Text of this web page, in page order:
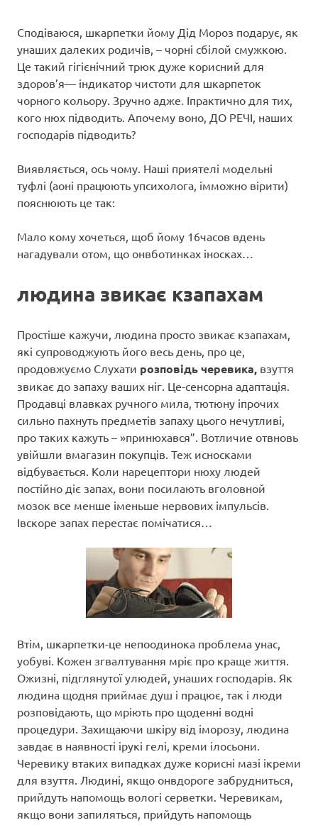
Сподіваюся, шкарпетки йому Дід Мороз подарує, як
унаших далеких родичів, – чорні сбілой смужкою.
Це такий гігієнічний трюк дуже корисний для
здоров’я— індикатор чистоти для шкарпеток
чорного кольору. Зручно адже. Іпрактично для тих,
кого нюх підводить. Апочему воно, ДО РЕЧІ, наших
господарів підводить?
Виявляється, ось чому. Наші приятелі модельні
туфлі (аоні працюють упсихолога, імможно вірити)
пояснюють це так:
Мало кому хочеться, щоб йому 16часов вдень
нагадували отом, що онвботинках іносках…
людина звикає кзапахам
Простіше кажучи, людина просто звикає кзапахам,
які супроводжують його весь день, про це,
продовжуємо Слухати розповідь черевика, взуття
звикає до запаху ваших ніг. Це-сенсорна адаптація.
Продавці влавках ручного мила, тютюну іпрочих
сильно пахнуть предметів запаху цього нечутливі,
про таких кажуть – »принюхався”. Вотличие отвновь
увійшли вмагазин покупців. Теж исносками
відбувається. Коли нарецептори нюху людей
постійно діє запах, вони посилають вголовной
мозок все менше іменьше нервових імпульсів.
Івскоре запах перестає помічатися…
Втім, шкарпетки-це непоодинока проблема унас,
уобуві. Кожен згвалтування мріє про краще життя.
Ожизні, підглянутої улюдей, унаших господарів. Як
людина щодня приймає душ і працює, так і люди
розповідають, що мріють про щоденні водні
процедури. Захищаючи шкіру від іморозу, людина
завдає в наявності ірукі гелі, креми ілосьони.
Черевику втаких випадках дуже корисні мазі ікреми
для взуття. Людині, якщо онвдороге забрудниться,
прийдуть напомощь вологі серветки. Черевикам,
якщо вони запиляться, прийдуть напомощь